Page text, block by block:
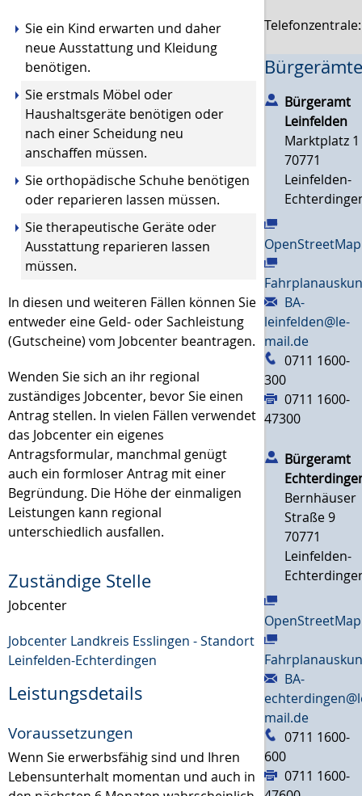
Sie ein Kind erwarten und daher
neue Ausstattung und Kleidung
benötigen.
Sie erstmals Möbel oder
Haushaltsgeräte benötigen oder
nach einer Scheidung neu
anschaffen müssen.
Sie orthopädische Schuhe benötigen
oder reparieren lassen müssen.
Sie therapeutische Geräte oder
Ausstattung reparieren lassen
müssen.
In diesen und weiteren Fällen können Sie
entweder eine Geld- oder Sachleistung
(Gutscheine) vom Jobcenter beantragen.
Wenden Sie sich an ihr regional
zuständiges Jobcenter, bevor Sie einen
Antrag stellen. In vielen Fällen verwendet
das Jobcenter ein eigenes
Antragsformular, manchmal genügt
auch ein formloser Antrag mit einer
Begründung. Die Höhe der einmaligen
Leistungen kann regional
unterschiedlich ausfallen.
Zuständige Stelle
Jobcenter
Jobcenter Landkreis Esslingen - Standort
Leinfelden-Echterdingen
Leistungsdetails
Voraussetzungen
Wenn Sie erwerbsfähig sind und Ihren
Lebensunterhalt momentan und auch in
Bürgeramt
Leinfelden
Marktplatz 1
70771
Leinfelden-
OpenStreetMap
BA-
leinfelden@le-
mail.de
0711 1600-
300
0711 1600-
47300
Bürgeramt
Bernhäuser
Straße 9
70771
Leinfelden-
OpenStreetMap
BA-
mail.de
0711 1600-
600
0711 1600-